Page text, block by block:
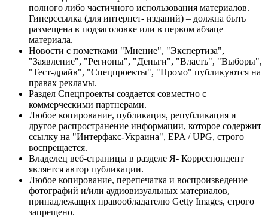
полного либо частичного использования материалов.
Гиперссылка (для интернет- изданий) – должна быть
размещена в подзаголовке или в первом абзаце
материала.
Новости с пометками "Мнение", "Экспертиза",
"Заявление", "Регионы", "Деньги", "Власть", "Выборы",
"Тест-драйв", "Спецпроекты", "Промо" публикуются на
правах рекламы.
Раздел Спецпроекты создается совместно с
коммерческими партнерами.
Любое копирование, публикация, републикация и
другое распространение информации, которое содержит
ссылку на "Интерфакс-Украина", EPA / UPG, строго
воспрещается.
Владелец веб-страницы в разделе Я- Корреспондент
является автор публикации.
Любое копирование, перепечатка и воспроизведение
фотографий и/или аудиовизуальных материалов,
принадлежащих правообладателю Getty Images, строго
запрещено.